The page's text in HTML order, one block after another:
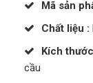
Mã sản
Chất liệu :
Kích
cầu